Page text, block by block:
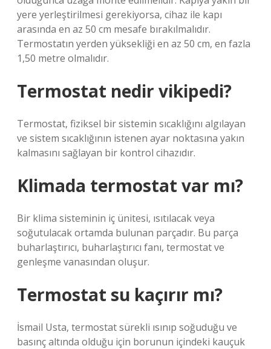
yere yerleştirilmesi gerekiyorsa, cihaz ile kapı
arasında en az 50 cm mesafe bırakılmalıdır.
Termostatın yerden yüksekliği en az 50 cm, en fazla
1,50 metre olmalıdır.
Termostat nedir vikipedi?
Termostat, fiziksel bir sistemin sıcaklığını algılayan
ve sistem sıcaklığının istenen ayar noktasına yakın
kalmasını sağlayan bir kontrol cihazıdır.
Klimada termostat var mı?
Bir klima sisteminin iç ünitesi, ısıtılacak veya
soğutulacak ortamda bulunan parçadır. Bu parça
buharlaştırıcı, buharlaştırıcı fanı, termostat ve
genleşme vanasından oluşur.
Termostat su kaçırır mı?
İsmail Usta, termostat sürekli ısınıp soğuduğu ve
basınç altında olduğu için borunun içindeki kauçuk